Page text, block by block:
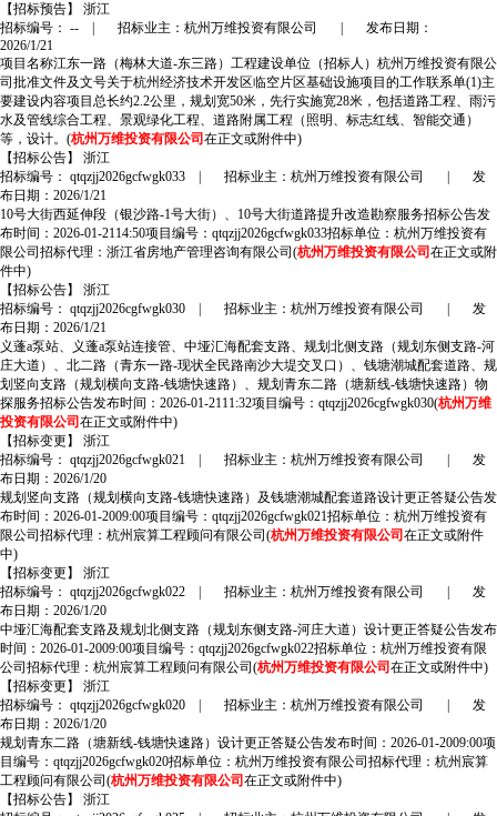
【招标预告】
浙江
招标编号： --
招标业主：杭州万维投资有限公司
发布日期：
2026/1/21
项目名称江东一路（梅林大道-东三路）工程建设单位（招标人）杭州万维投资有限公
司批准文件及文号关于杭州经济技术开发区临空片区基础设施项目的工作联系单(1)主
要建设内容项目总长约2.2公里，规划宽50米，先行实施宽28米，包括道路工程、雨污
水及管线综合工程、景观绿化工程、道路附属工程（照明、标志红线、智能交通）
等，设计。(杭州万维投资有限公司 在正文或附件中)
【招标公告】
浙江
招标编号： qtqzjj2026gcfwgk033
招标业主：杭州万维投资有限公司
发
布日期：2026/1/21
10号大街西延伸段（银沙路-1号大街）、10号大街道路提升改造勘察服务招标公告发
布时间：2026-01-2114:50项目编号：qtqzjj2026gcfwgk033招标单位：杭州万维投资有
限公司招标代理：浙江省房地产管理咨询有限公司(杭州万维投资有限公司 在正文或附
件中)
【招标公告】
浙江
招标编号： qtqzjj2026cgfwgk030
招标业主：杭州万维投资有限公司
发
布日期：2026/1/21
义蓬a泵站、义蓬a泵站连接管、中垭汇海配套支路、规划北侧支路（规划东侧支路-河
庄大道）、北二路（青东一路-现状全民路南沙大堤交叉口）、钱塘潮城配套道路、规
划竖向支路（规划横向支路-钱塘快速路）、规划青东二路（塘新线-钱塘快速路）物
探服务招标公告发布时间：2026-01-2111:32项目编号：qtqzjj2026cgfwgk030(杭州万维
投资有限公司 在正文或附件中)
【招标变更】
浙江
招标编号： qtqzjj2026gcfwgk021
招标业主：杭州万维投资有限公司
发
布日期：2026/1/20
规划竖向支路（规划横向支路-钱塘快速路）及钱塘潮城配套道路设计更正答疑公告发
布时间：2026-01-2009:00项目编号：qtqzjj2026gcfwgk021招标单位：杭州万维投资有
限公司招标代理：杭州宸算工程顾问有限公司(杭州万维投资有限公司 在正文或附件
中)
【招标变更】
浙江
招标编号： qtqzjj2026gcfwgk022
招标业主：杭州万维投资有限公司
发
布日期：2026/1/20
中垭汇海配套支路及规划北侧支路（规划东侧支路-河庄大道）设计更正答疑公告发布
时间：2026-01-2009:00项目编号：qtqzjj2026gcfwgk022招标单位：杭州万维投资有限
公司招标代理：杭州宸算工程顾问有限公司(杭州万维投资有限公司 在正文或附件中)
【招标变更】
浙江
招标编号： qtqzjj2026gcfwgk020
招标业主：杭州万维投资有限公司
发
布日期：2026/1/20
规划青东二路（塘新线-钱塘快速路）设计更正答疑公告发布时间：2026-01-2009:00项
目编号：qtqzjj2026gcfwgk020招标单位：杭州万维投资有限公司招标代理：杭州宸算
工程顾问有限公司(杭州万维投资有限公司 在正文或附件中)
【招标公告】
浙江